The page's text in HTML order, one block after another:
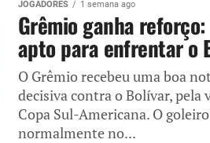
JOGADORES 1 semana ago
Grêmio ganha
apto para enfrentar o
O Grêmio recebeu uma boa
decisiva contra o Bolívar, pela
Copa Sul-Americana. O
normalmente no...